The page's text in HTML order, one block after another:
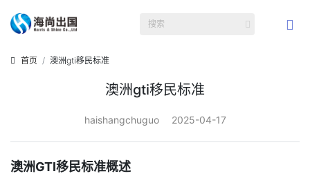
首页 澳洲gti移民标准
澳洲gti移民标准
haishangchuguo 2025-04-17
澳洲GTI移民标准概述